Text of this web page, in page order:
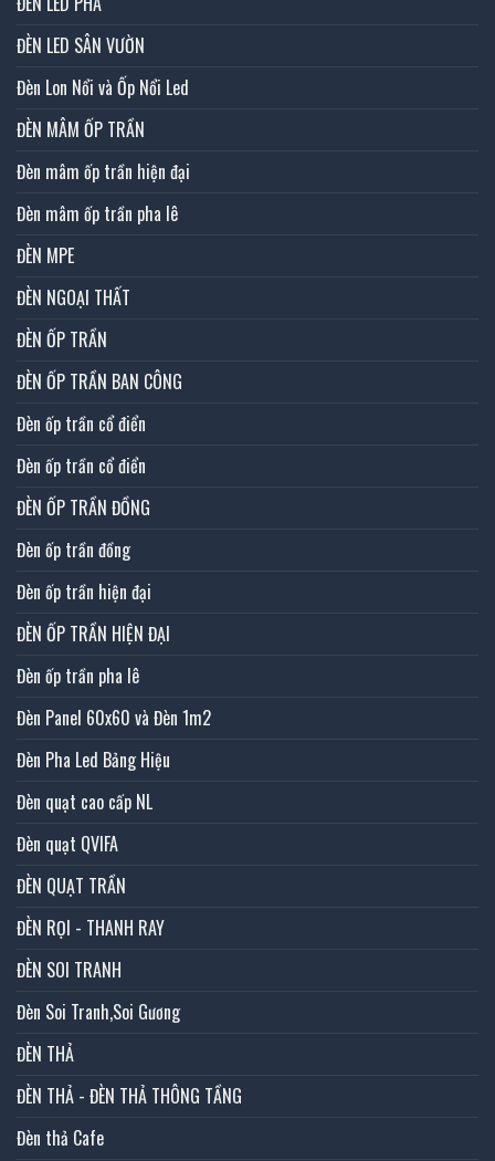
ĐÈN LED SÂN VƯỜN
Đèn Lon Nổi và Ốp Nổi Led
ĐÈN MÂM ỐP TRẦN
Đèn mâm ốp trần hiện đại
Đèn mâm ốp trần pha lê
ĐÈN MPE
ĐÈN NGOẠI THẤT
ĐÈN ỐP TRẦN
ĐÈN ỐP TRẦN BAN CÔNG
Đèn ốp trần cổ điển
Đèn ốp trần cổ điển
ĐÈN ỐP TRẦN ĐỒNG
Đèn ốp trần đồng
Đèn ốp trần hiện đại
ĐÈN ỐP TRẦN HIỆN ĐẠI
Đèn ốp trần pha lê
Đèn Panel 60x60 và Đèn 1m2
Đèn Pha Led Bảng Hiệu
Đèn quạt cao cấp NL
Đèn quạt QVIFA
ĐÈN QUẠT TRẦN
ĐÈN RỌI - THANH RAY
ĐÈN SOI TRANH
Đèn Soi Tranh,Soi Gương
ĐÈN THẢ
ĐÈN THẢ - ĐÈN THẢ THÔNG TẦNG
Đèn thả Cafe